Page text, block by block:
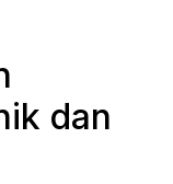
dan